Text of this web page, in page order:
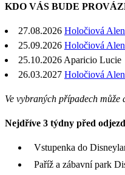
KDO VÁS BUDE
27.08.2026 Holočiová
25.09.2026 Holočiová
25.10.2026 Aparicio Lucie
26.03.2027 Holočiová
Ve vybraných případech
Nejdříve 3 týdny před
Vstupenka do
Paříž a zábavní park